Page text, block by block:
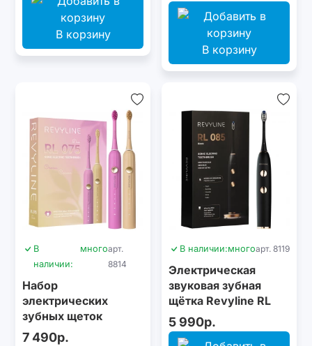
В корзину
В корзину
В
наличии:
многоарт.
8814
Набор
электрических
зубных щеток
Revyline RL 075 DUO
7 490р.
В наличии:многоарт. 8119
Электрическая
звуковая зубная
щётка Revyline RL
085 Black
5 990р.